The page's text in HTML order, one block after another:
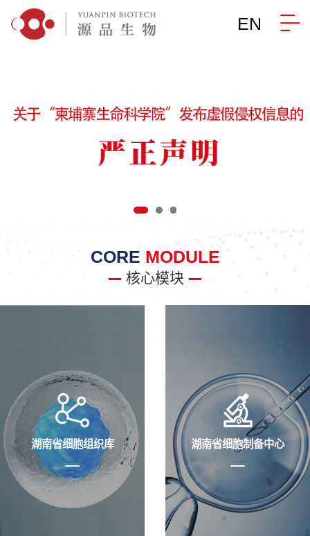
EN
CORE MODULE
核心模块
湖南省细胞组织库 湖南省细胞制备中心